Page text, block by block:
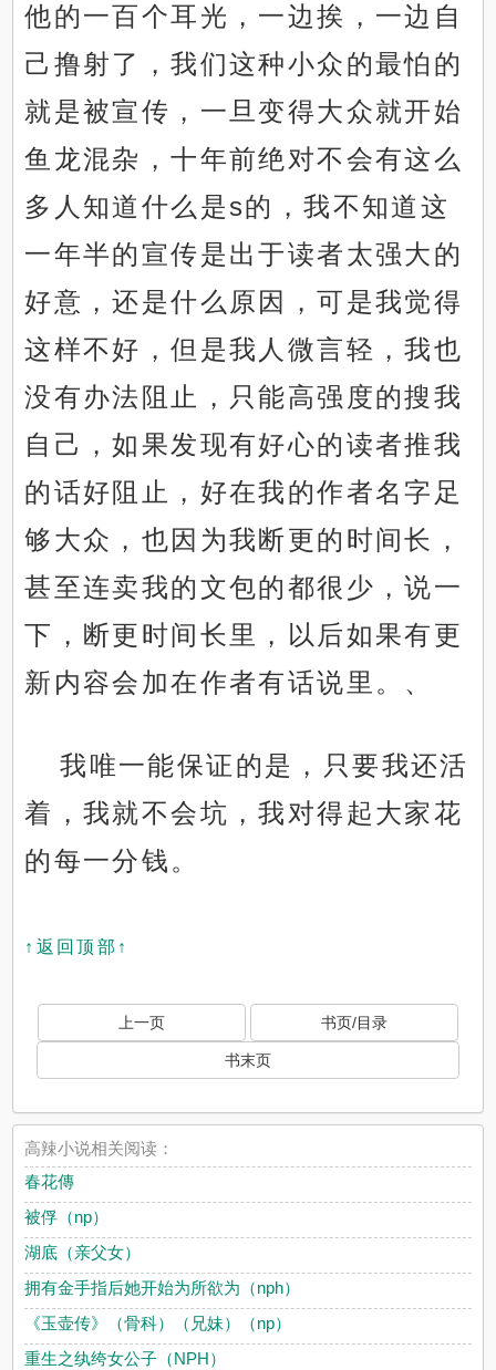
他的一百个耳光，一边挨，一边自
己撸射了，我们这种小众的最怕的
就是被宣传，一旦变得大众就开始
鱼龙混杂，十年前绝对不会有这么
多人知道什么是s的，我不知道这
一年半的宣传是出于读者太强大的
好意，还是什么原因，可是我觉得
这样不好，但是我人微言轻，我也
没有办法阻止，只能高强度的搜我
自己，如果发现有好心的读者推我
的话好阻止，好在我的作者名字足
够大众，也因为我断更的时间长，
甚至连卖我的文包的都很少，说一
下，断更时间长里，以后如果有更
新内容会加在作者有话说里。、
我唯一能保证的是，只要我还活
着，我就不会坑，我对得起大家花
的每一分钱。
↑返回顶部↑
上一页 书页/目录
书末页
高辣小说相关阅读：
春花傳
被俘（np）
湖底（亲父女）
拥有金手指后她开始为所欲为（nph）
《玉壶传》（骨科）（兄妹）（np）
重生之纨绔女公子（NPH）